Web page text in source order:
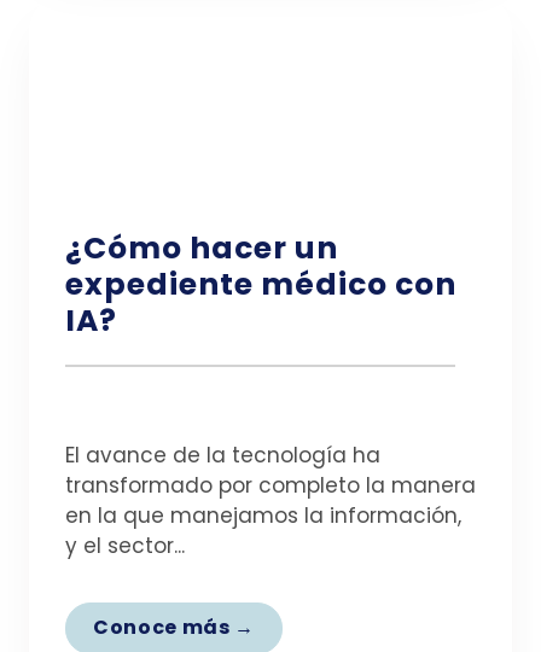
¿Cómo hacer un
expediente médico con
IA?
El avance de la tecnología ha
transformado por completo la manera
en la que manejamos la información,
y el sector...
Conoce más →